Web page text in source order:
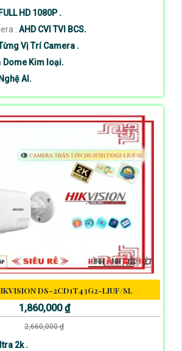
FULL HD 1080P .
: AHD CVI TVI BCS.
Vị Trí Camera .
Dome Kim loại.
AI.
DS-2CD1T43G2-LIUF/SL
1,860,000 ₫
2,660,000 ₫
2k .